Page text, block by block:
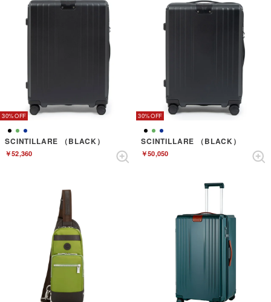
30%
SCINTILLARE （BLACK）
￥52,360
30%
SCINTILLARE （BLACK）
￥50,050